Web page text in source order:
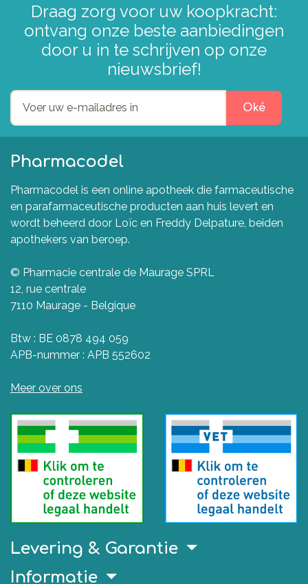
Draag zorg voor uw koopkracht:
ontvang onze beste aanbiedingen
door u in te schrijven op onze
nieuwsbrief!
Oké
Pharmacodel
Pharmacodel is een online apotheek die farmaceutische
en parafarmaceutische producten aan huis levert en
wordt beheerd door Loïc en Freddy Delpature, beiden
apothekers van beroep.
© Pharmacie centrale de Maurage SPRL
12, rue centrale
7110 Maurage - Belgique
Btw : BE 0878 494 059
APB-nummer : APB 552602
Meer over ons
Levering & Garantie
Informatie